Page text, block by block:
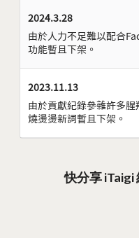
2024.3.28
由於人力不足難以配合
功能暫且下架。
2023.11.13
由於貢獻紀錄參雜許多
燒燙燙新詞暫且下架。
快分享 iTaigi